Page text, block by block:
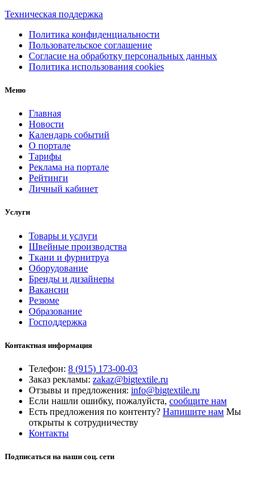
Техническая поддержка
Политика конфиденциальности
Пользовательское соглашение
Согласие на обработку персональных данных
Политика использования cookies
Меню
Главная
Новости
Календарь событий
О портале
Тарифы
Реклама на портале
Рейтинги
Личный кабинет
Услуги
Товары и услуги
Швейные производства
Ткани и фурнитруа
Оборудование
Бренды и дизайнеры
Вакансии
Резюме
Образование
Господдержка
Контактная информация
Телефон: 8 (915) 173-00-03
Заказ рекламы: zakaz@bigtextile.ru
Отзывы и предложения: info@bigtextile.ru
Если нашли ошибку, пожалуйста, сообщите нам
Есть предложения по контенту? Напишите нам Мы
открыты к сотрудничеству
Контакты
Подписаться на наши соц. сети